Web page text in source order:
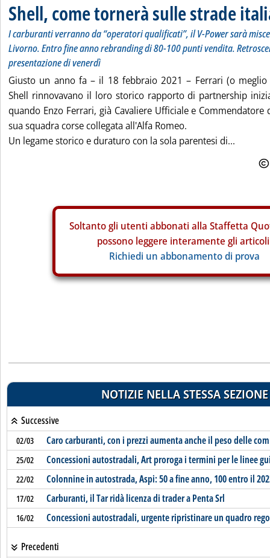
Shell, come tornerà sulle strade
I carburanti verranno da “operatori qualificati”, il V-Power sarà
Livorno. Entro fine anno rebranding di 80-100 punti vendita.
presentazione di venerdì
Giusto un anno fa – il 18 febbraio 2021 – Ferrari (o meglio
Shell rinnovavano il loro storico rapporto di partnership
quando Enzo Ferrari, già Cavaliere Ufficiale e
sua squadra corse collegata all'Alfa Romeo.
Un legame storico e duraturo con la sola parentesi di...
Soltanto gli utenti abbonati alla Staffetta
possono leggere interamente gli
Richiedi un abbonamento di prova
NOTIZIE NELLA STESSA SEZIONE
Successive
02/03 Caro carburanti, con i prezzi aumenta anche il peso delle
25/02 Concessioni autostradali, Art proroga i termini per le linee
22/02 Colonnine in autostrada, Aspi: 50 a fine anno, 100 entro il
17/02 Carburanti, il Tar ridà licenza di trader a Penta Srl
16/02 Concessioni autostradali, urgente ripristinare un quadro
Precedenti